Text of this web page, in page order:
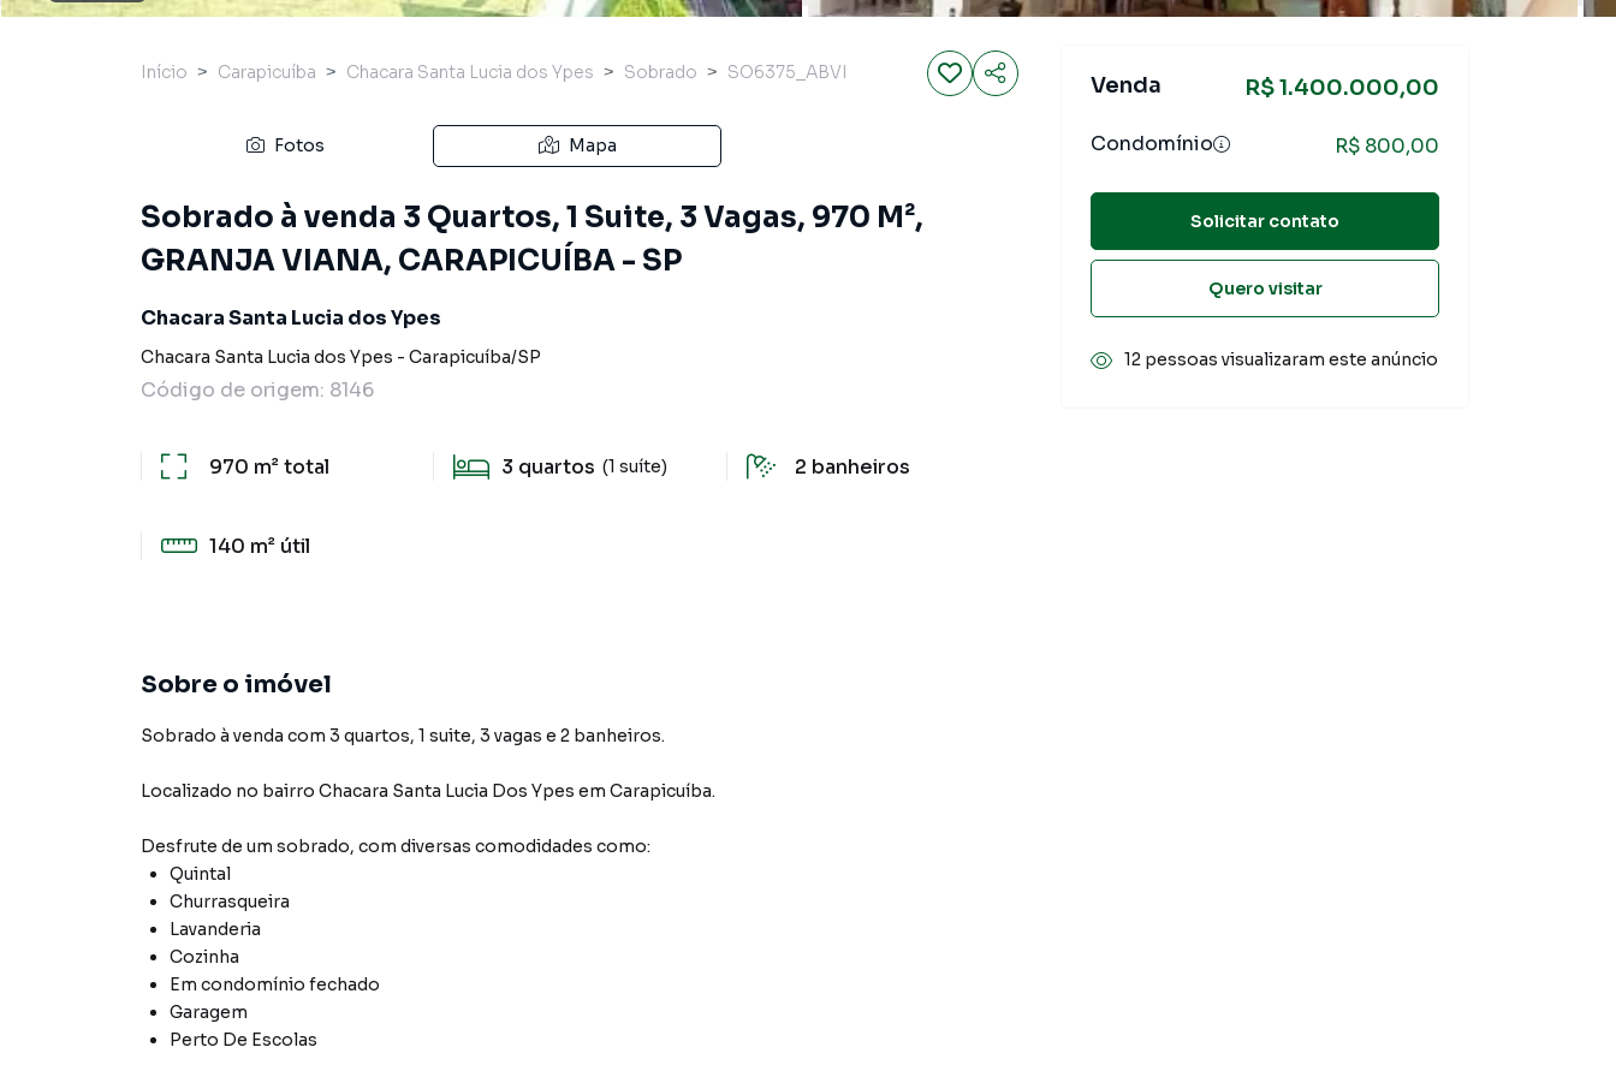
Início Carapicuíba Chacara Santa Lucia dos Ypes Sobrado SO6375_ABVI
Fotos Mapa
Sobrado à venda 3 Quartos, 1 Suite, 3 Vagas, 970 M²,
GRANJA VIANA, CARAPICUÍBA - SP
Chacara Santa Lucia dos Ypes
Chacara Santa Lucia dos Ypes - Carapicuíba/SP
Código de origem: 8146
970 m²total 3 quartos (1 suíte) 2 banheiros
140 m² útil
Sobre o imóvel
Sobrado à venda com 3 quartos, 1 suite, 3 vagas e 2 banheiros.
Localizado no bairro Chacara Santa Lucia Dos Ypes em Carapicuíba.
Desfrute de um sobrado, com diversas comodidades como:
Quintal
Churrasqueira
Lavanderia
Cozinha
Em condomínio fechado
Garagem
Perto De Escolas
Venda R$ 1.400.000,00
Condomínio R$ 800,00
Solicitar contato
Quero visitar
12 pessoas visualizaram este anúncio